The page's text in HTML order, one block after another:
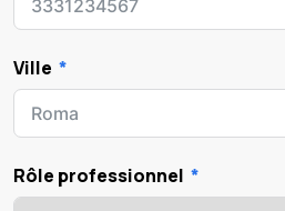
Ville
Rôle professionnel